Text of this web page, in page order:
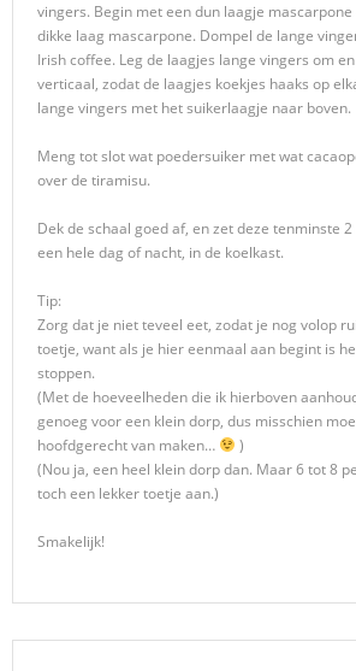
vingers. Begin met een dun laagje
dikke laag mascarpone. Dompel de lange
Irish coffee. Leg de laagjes lange vingers om
verticaal, zodat de laagjes koekjes haaks op
lange vingers met het suikerlaagje naar boven.
Meng tot slot wat poedersuiker met wat
over de tiramisu.
Dek de schaal goed af, en zet deze tenminste
een hele dag of nacht, in de koelkast.
Tip:
Zorg dat je niet teveel eet, zodat je nog volop
toetje, want als je hier eenmaal aan begint is
stoppen.
(Met de hoeveelheden die ik hierboven
genoeg voor een klein dorp, dus misschien
hoofdgerecht van maken…
)
(Nou ja, een heel klein dorp dan. Maar 6 tot 8
toch een lekker toetje aan.)
Smakelijk!